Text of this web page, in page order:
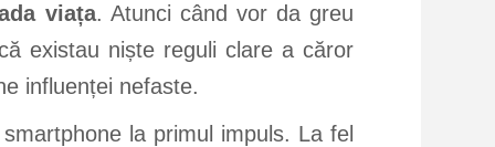
viața. Atunci când vor da greu
existau niște reguli clare a căror
influenței nefaste.
la primul impuls. La fel